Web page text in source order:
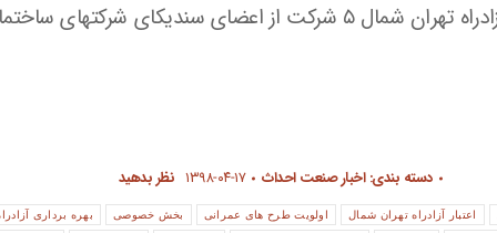
لازم به ذکر است در فاز اول آزادراه تهران شمال ۵ شرکت از اعضای
دسته بندی:اخبار صنعت احداث ۱۳۹۸-۰۴-۱۷ نظر بدهید
اعتبار آزادراه تهران شمال اولویت طرح های عمرانی بخش خصوصی بهره برداری